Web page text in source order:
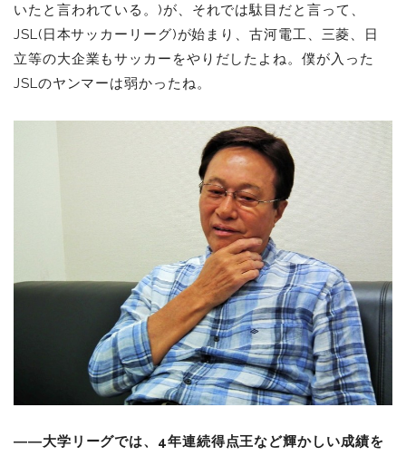
いたと言われている。)が、それでは駄目だと言って、
JSL(日本サッカーリーグ)が始まり、古河電工、三菱、日
立等の大企業もサッカーをやりだしたよね。僕が入った
JSLのヤンマーは弱かったね。
――大学リーグでは、 4年連続得点王など輝かしい成績を